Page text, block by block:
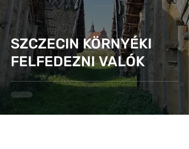
CSALÁD
GASZTRO
PROGRAM
VIDEÓ
SZCZECIN KÖRNYÉKI
FELFEDEZNI VALÓK